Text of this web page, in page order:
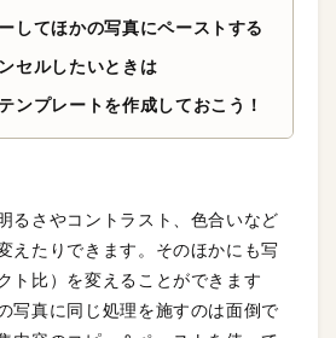
してほかの写真にペーストする
セルしたいときは
ンプレートを作成しておこう！
るさやコントラスト、色合いなど
えたりできます。そのほかにも写
ト比）を変えることができます
写真に同じ処理を施すのは面倒で